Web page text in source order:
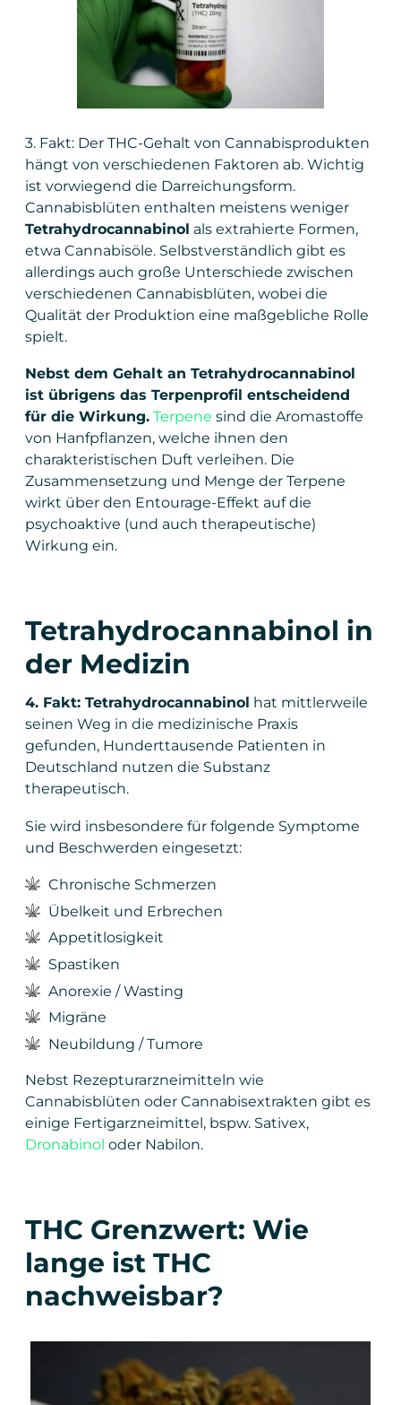
3. Fakt: Der THC-Gehalt von Cannabisprodukten
hängt von verschiedenen Faktoren ab. Wichtig
ist vorwiegend die Darreichungsform.
Cannabisblüten enthalten meistens weniger
Tetrahydrocannabinol als extrahierte Formen,
etwa Cannabisöle. Selbstverständlich gibt es
allerdings auch große Unterschiede zwischen
verschiedenen Cannabisblüten, wobei die
Qualität der Produktion eine maßgebliche Rolle
spielt.
Nebst dem Gehalt an Tetrahydrocannabinol
ist übrigens das Terpenprofil entscheidend
für die Wirkung. Terpene sind die Aromastoffe
von Hanfpflanzen, welche ihnen den
charakteristischen Duft verleihen. Die
Zusammensetzung und Menge der Terpene
wirkt über den Entourage-Effekt auf die
psychoaktive (und auch therapeutische)
Wirkung ein.
Tetrahydrocannabinol in
der Medizin
4. Fakt: Tetrahydrocannabinol hat mittlerweile
seinen Weg in die medizinische Praxis
gefunden, Hunderttausende Patienten in
Deutschland nutzen die Substanz
therapeutisch.
Sie wird insbesondere für folgende Symptome
und Beschwerden eingesetzt:
Chronische Schmerzen
Übelkeit und Erbrechen
Appetitlosigkeit
Spastiken
Anorexie / Wasting
Migräne
Neubildung / Tumore
Nebst Rezepturarzneimitteln wie
Cannabisblüten oder Cannabisextrakten gibt es
einige Fertigarzneimittel, bspw. Sativex,
Dronabinol oder Nabilon.
THC Grenzwert: Wie
lange ist THC
nachweisbar?